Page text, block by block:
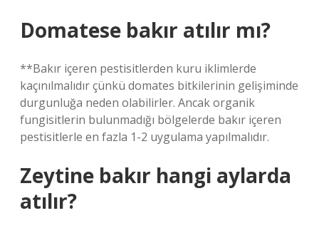
Domatese bakır atılır mı?
**Bakır içeren pestisitlerden kuru iklimlerde
kaçınılmalıdır çünkü domates bitkilerinin gelişiminde
durgunluğa neden olabilirler. Ancak organik
fungisitlerin bulunmadığı bölgelerde bakır içeren
pestisitlerle en fazla 1-2 uygulama yapılmalıdır.
Zeytine bakır hangi aylarda
atılır?